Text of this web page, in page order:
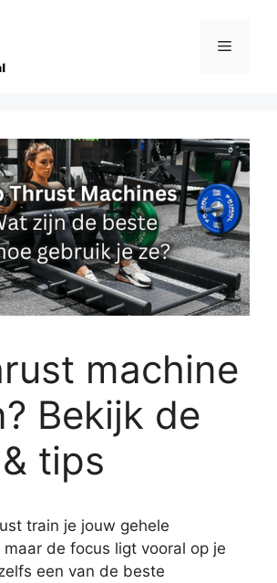
Menu
machine
Bekijk de
tips
train je jouw gehele
de focus ligt vooral op je
een van de beste